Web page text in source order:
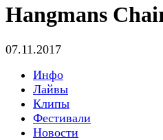
Hangmans
07.11.2017
Инфо
Лайвы
Клипы
Фестивали
Новости